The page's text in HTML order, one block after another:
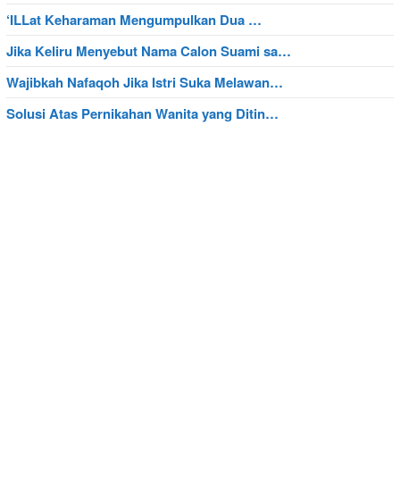
‘ILLat Keharaman Mengumpulkan Dua …
Jika Keliru Menyebut Nama Calon Suami sa…
Wajibkah Nafaqoh Jika Istri Suka Melawan…
Solusi Atas Pernikahan Wanita yang Ditin…